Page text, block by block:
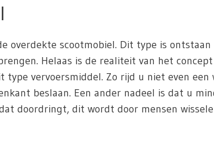
overdekte scootmobiel. Dit type is
Helaas is de realiteit van het
vervoersmiddel. Zo rijd u niet even
beslaan. Een ander nadeel is dat u
doordringt, dit wordt door mensen